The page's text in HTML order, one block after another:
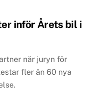
inför Årets bil i
när juryn för
fler än 60 nya